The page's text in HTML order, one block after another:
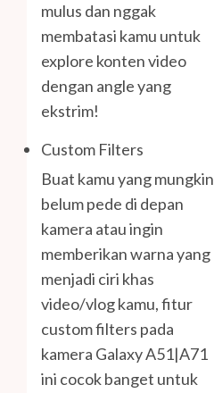
mulus dan nggak
membatasi kamu untuk
explore konten video
dengan angle yang
ekstrim!
Custom Filters
Buat kamu yang mungkin
belum pede di depan
kamera atau ingin
memberikan warna yang
menjadi ciri khas
video/vlog kamu, fitur
custom filters pada
kamera Galaxy A51|A71
ini cocok banget untuk